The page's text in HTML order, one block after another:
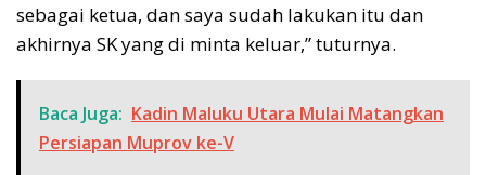
sebagai ketua, dan saya sudah lakukan itu dan
akhirnya SK yang di minta keluar,” tuturnya.
Baca Juga: Kadin Maluku Utara Mulai Matangkan
Persiapan Muprov ke-V